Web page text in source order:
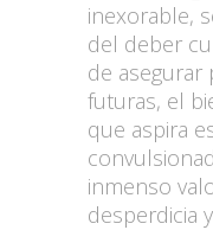
inexorable,
del deber
de asegurar
futuras, el
que aspira
inmenso
desperdicia